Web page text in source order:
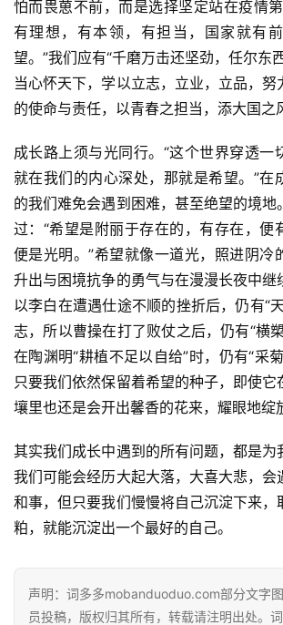
首
页
好
句
怕而畏葸不前，而是选择坚定站在疫情
有理想，有本领，有担当，国家就有
望。”我们应有“千磨万击还坚劲，任尔东
当心怀天下，学以立志，立业，立品，努
的使命与责任，以青春之担当，添大国之
成长路上须与光同行。“这个世界穿透一
就在我们的内心深处，那就是希望。”在
的我们难免会遇到困难，甚至绝望的境地
过：“希望是附丽于存在的，有存在，便
便是光明。”希望就像一道光，照进阴冷
升出与困境抗争的勇气与在漫漫长夜中继
以李白在遭遇仕途不顺的挫折后，仍有“
志，所以曹操在打了败仗之后，仍有“横
在陶渊明“耕植不足以自给”时，仍有“采
只要我们依然保留着希望的种子，即使它
壤里也还是会开出馨香的花来，耀眼地绽
其实我们成长中遇到的所有问题，都是为
我们可能会经历大起大落，大喜大悲，会
和事，但只要我们慢慢将自己沉淀下来，
粕，就能沉淀出一个最好的自己。
声明：词多多mobanduoduo.com部分文字
员投稿，版权归其所有，转载请注明出处。